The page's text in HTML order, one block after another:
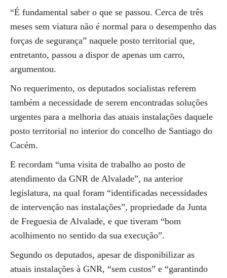
“É fundamental saber o que se passou. Cerca de três
meses sem viatura não é normal para o desempenho das
forças de segurança” naquele posto territorial que,
entretanto, passou a dispor de apenas um carro,
argumentou.
No requerimento, os deputados socialistas referem
também a necessidade de serem encontradas soluções
urgentes para a melhoria das atuais instalações daquele
posto territorial no interior do concelho de Santiago do
Cacém.
E recordam “uma visita de trabalho ao posto de
atendimento da GNR de Alvalade”, na anterior
legislatura, na qual foram “identificadas necessidades
de intervenção nas instalações”, propriedade da Junta
de Freguesia de Alvalade, e que tiveram “bom
acolhimento no sentido da sua execução”.
Segundo os deputados, apesar de disponibilizar as
atuais instalações à GNR, “sem custos” e “garantindo